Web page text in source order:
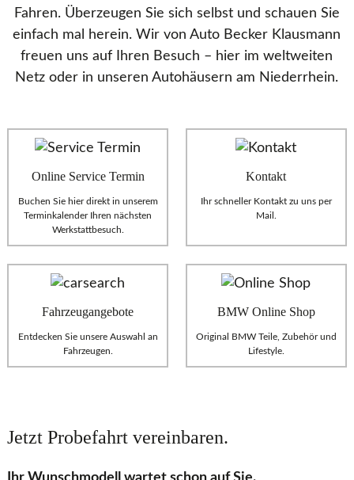
Fahren. Überzeugen Sie sich selbst und schauen Sie
einfach mal herein. Wir von Auto Becker Klausmann
freuen uns auf Ihren Besuch – hier im weltweiten
Netz oder in unseren Autohäusern am Niederrhein.
Online Service Termin
Buchen Sie hier direkt in unserem
Terminkalender Ihren nächsten
Werkstattbesuch.
Kontakt
Ihr schneller Kontakt zu uns per
Mail.
Fahrzeugangebote
Entdecken Sie unsere Auswahl an
Fahrzeugen.
BMW Online Shop
Original BMW Teile, Zubehör und
Lifestyle.
Jetzt Probefahrt vereinbaren.